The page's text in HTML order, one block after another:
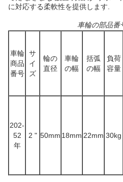
に対応する柔軟性を提供します.
車輪の部品番
車輪
商品
番号
サ
イ
ズ
輪の
直径
車輪
の幅
括弧
の幅
負荷
容量
202-
52
年
2 " 50mm 18mm 22mm 30kg